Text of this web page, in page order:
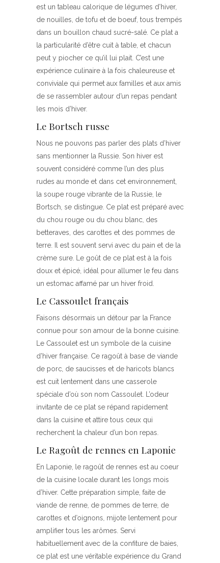
est un tableau calorique de légumes d’hiver,
de nouilles, de tofu et de boeuf, tous trempés
dans un bouillon chaud sucré-salé. Ce plat a
la particularité d’être cuit à table, et chacun
peut y piocher ce qu’il lui plait. C’est une
expérience culinaire à la fois chaleureuse et
conviviale qui permet aux familles et aux amis
de se rassembler autour d’un repas pendant
les mois d’hiver.
Le Bortsch russe
Nous ne pouvons pas parler des plats d’hiver
sans mentionner la Russie. Son hiver est
souvent considéré comme l’un des plus
rudes au monde et dans cet environnement,
la soupe rouge vibrante de la Russie, le
Bortsch, se distingue. Ce plat est préparé avec
du chou rouge ou du chou blanc, des
betteraves, des carottes et des pommes de
terre. Il est souvent servi avec du pain et de la
crème sure. Le goût de ce plat est à la fois
doux et épicé, idéal pour allumer le feu dans
un estomac affamé par un hiver froid.
Le Cassoulet français
Faisons désormais un détour par la France
connue pour son amour de la bonne cuisine.
Le Cassoulet est un symbole de la cuisine
d’hiver française. Ce ragoût à base de viande
de porc, de saucisses et de haricots blancs
est cuit lentement dans une casserole
spéciale d’où son nom Cassoulet. L’odeur
invitante de ce plat se répand rapidement
dans la cuisine et attire tous ceux qui
recherchent la chaleur d’un bon repas.
Le Ragoût de rennes en Laponie
En Laponie, le ragoût de rennes est au coeur
de la cuisine locale durant les longs mois
d’hiver. Cette préparation simple, faite de
viande de renne, de pommes de terre, de
carottes et d’oignons, mijote lentement pour
amplifier tous les arômes. Servi
habituellement avec de la confiture de baies,
ce plat est une véritable expérience du Grand